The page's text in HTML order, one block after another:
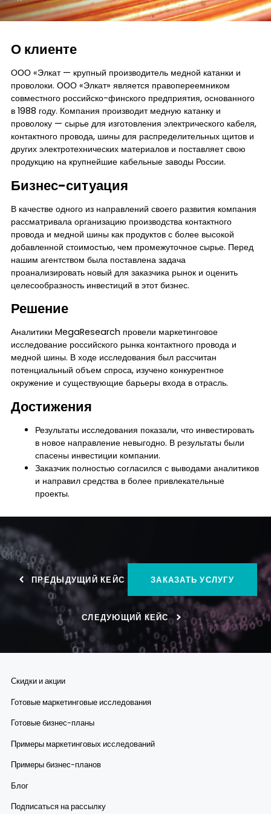
Контакты
О клиенте
ООО «Элкат — крупный производитель медной катанки и
проволоки. ООО «Элкат» является правопереемником
совместного российско-финского предприятия, основанного
в 1988 году. Компания производит медную катанку и
проволоку — сырье для изготовления электрического кабеля,
контактного провода, шины для распределительных щитов и
других электротехнических материалов и поставляет свою
продукцию на крупнейшие кабельные заводы России.
Бизнес-ситуация
В качестве одного из направлений своего развития компания
рассматривала организацию производства контактного
провода и медной шины как продуктов с более высокой
добавленной стоимостью, чем промежуточное сырье. Перед
нашим агентством была поставлена задача
проанализировать новый для заказчика рынок и оценить
целесообразность инвестиций в этот бизнес.
Решение
Аналитики MegaResearch провели маркетинговое
исследование российского рынка контактного провода и
медной шины. В ходе исследования был рассчитан
потенциальный объем спроса, изучено конкурентное
окружение и существующие барьеры входа в отрасль.
Достижения
Результаты исследования показали, что инвестировать
в новое направление невыгодно. В результаты были
спасены инвестиции компании.
Заказчик полностью согласился с выводами аналитиков
и направил средства в более привлекательные
проекты.
ПРЕДЫДУЩИЙ КЕЙС ЗАКАЗАТЬ УСЛУГУ
СЛЕДУЮЩИЙ КЕЙС
Скидки и акции
Готовые маркетинговые исследования
Готовые бизнес-планы
Примеры маркетинговых исследований
Примеры бизнес-планов
Блог
Подписаться на рассылку